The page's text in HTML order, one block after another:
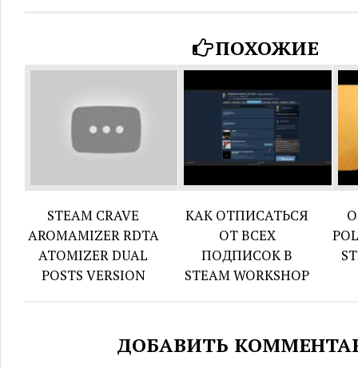
ПОХОЖИЕ
STEAM CRAVE
AROMAMIZER RDTA
ATOMIZER DUAL
POSTS VERSION
КАК ОТПИСАТЬСЯ
ОТ ВСЕХ
ПОДПИСОК В
STEAM WORKSHOP
ДОБАВИТЬ